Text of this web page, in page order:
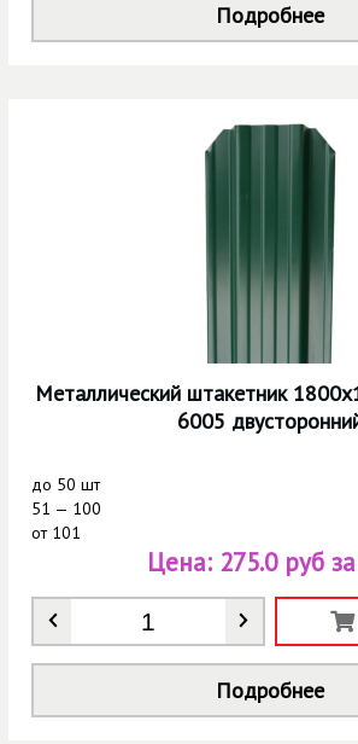
Подробнее
Металлический штакетник
6005
до 50 шт
51 — 100
от101
Количество
Цена: 275.0 руб
Подробнее